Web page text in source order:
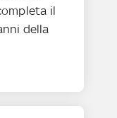
il
della